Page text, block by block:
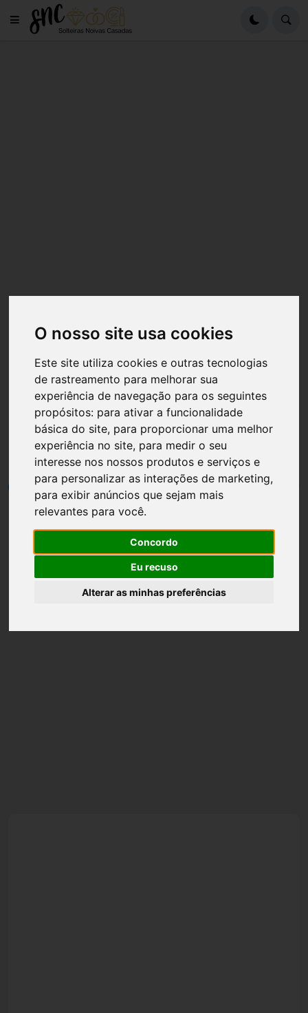
O nosso site usa cookies
Este site utiliza cookies e outras tecnologias
de rastreamento para melhorar sua
experiência de navegação para os seguintes
propósitos: para ativar a funcionalidade
básica do site, para proporcionar uma melhor
experiência no site, para medir o seu
interesse nos nossos produtos e serviços e
para personalizar as interações de marketing,
para exibir anúncios que sejam mais
relevantes para você.
Concordo
Eu recuso
Alterar as minhas preferências
Página inicial DIY
DIY Capinha de Pérolas
para Celular
por Luh Dantas 1 min leitura